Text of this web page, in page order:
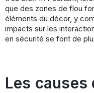
que des zones de flou
éléments du décor, y
impacts sur les
en sécurité se font de
Les causes